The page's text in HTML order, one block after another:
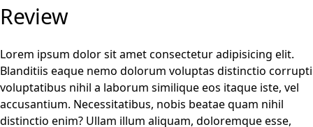
Review
Lorem ipsum dolor sit amet consectetur adipisicing elit.
Blanditiis eaque nemo dolorum voluptas distinctio corrupti
voluptatibus nihil a laborum similique eos itaque iste, vel
accusantium. Necessitatibus, nobis beatae quam nihil
distinctio enim? Ullam illum aliquam, doloremque esse,